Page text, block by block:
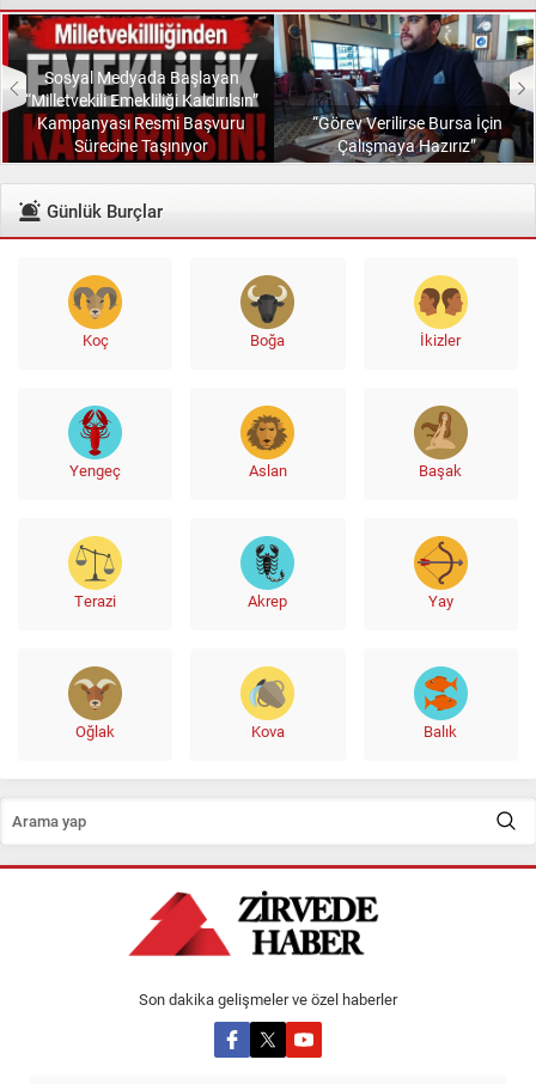
Sosyal Medyada Başlayan
“Milletvekili Emekliliği Kaldırılsın”
Kampanyası Resmi Başvuru
Sürecine Taşınıyor
“Görev Verilirse Bursa İçin
Çalışmaya Hazırız”
Günlük Burçlar
Koç Boğa İkizler
Yengeç Aslan Başak
Terazi Akrep Yay
Oğlak Kova Balık
Son dakika gelişmeler ve özel haberler